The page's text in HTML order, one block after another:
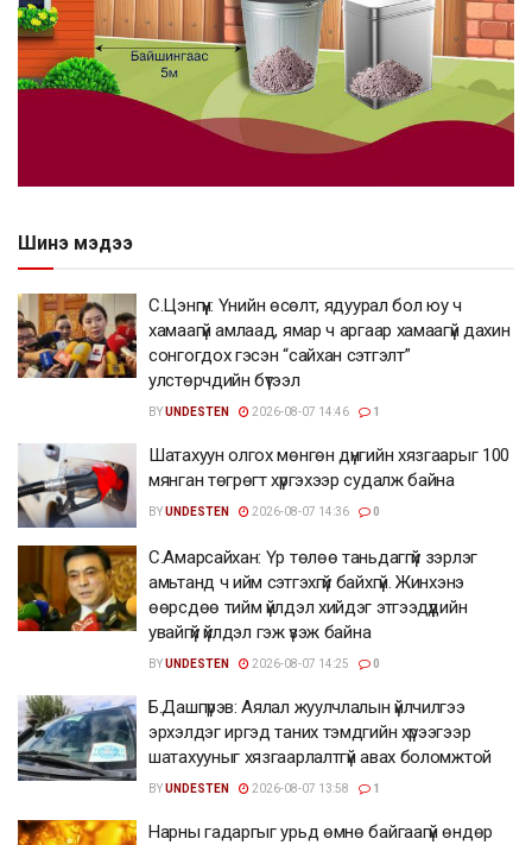
Шинэ мэдээ
С.Цэнгүүн: Үнийн өсөлт, ядуурал бол юу ч
хамаагүй амлаад, ямар ч аргаар хамаагүй дахин
сонгогдох гэсэн “сайхан сэтгэлт”
улстөрчдийн бүтээл
BYUNDESTEN 2026-08-07 14:46 1
Шатахуун олгох мөнгөн дүнгийн хязгаарыг 100
мянган төгрөгт хүргэхээр судалж байна
BYUNDESTEN 2026-08-07 14:36 0
С.Амарсайхан: Үр төлөө таньдаггүй зэрлэг
амьтанд ч ийм сэтгэхгүй байхгүй. Жинхэнэ
өөрсдөө тийм үйлдэл хийдэг этгээдүүдийн
увайгүй үйлдэл гэж үзэж байна
BYUNDESTEN 2026-08-07 14:25 0
Б.Дашпүрэв: Аялал жуулчлалын үйлчилгээ
эрхэлдэг иргэд таних тэмдгийн хүрээгээр
шатахууныг хязгаарлалтгүй авах боломжтой
BYUNDESTEN 2026-08-07 13:58 1
Нарны гадаргыг урьд өмнө байгаагүй өндөр